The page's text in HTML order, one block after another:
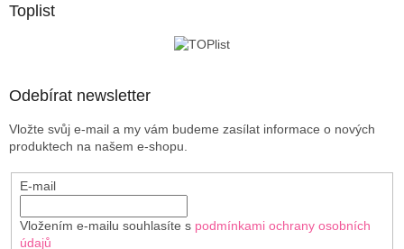
Toplist
Odebírat newsletter
Vložte svůj e-mail a my vám budeme zasílat informace o nových
produktech na našem e-shopu.
E-mail
Vložením e-mailu souhlasíte s podmínkami ochrany osobních
údajů